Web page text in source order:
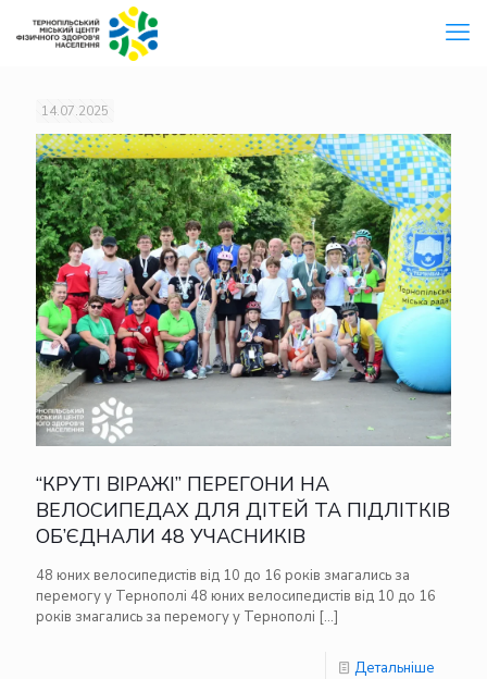
14.07.2025
“КРУТІ ВІРАЖІ” ПЕРЕГОНИ НА
ВЕЛОСИПЕДАХ ДЛЯ ДІТЕЙ ТА ПІДЛІТКІВ
ОБ’ЄДНАЛИ 48 УЧАСНИКІВ
48 юних велосипедистів від 10 до 16 років змагались за
перемогу у Тернополі 48 юних велосипедистів від 10 до 16
років змагались за перемогу у Тернополі […]
Детальніше